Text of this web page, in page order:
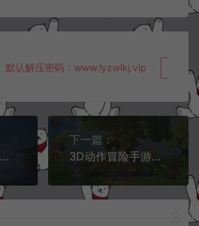
默认解压密码：www.lyzwlkj.vip 复
唯美3D仙侠手游【仙梦奇缘之御剑九歌】7月最新整理Win一键服务端+多区跨服+管理后台+GM授权后台+安卓苹果双端+详细搭建教程+视频教程
下一篇：
3D动作冒险手游【龙之谷之飓风龙防官多区版】7月最新整理Linux手工服务端+多区+GM授权后台+安卓苹果双端+详细搭建教程+视频教程